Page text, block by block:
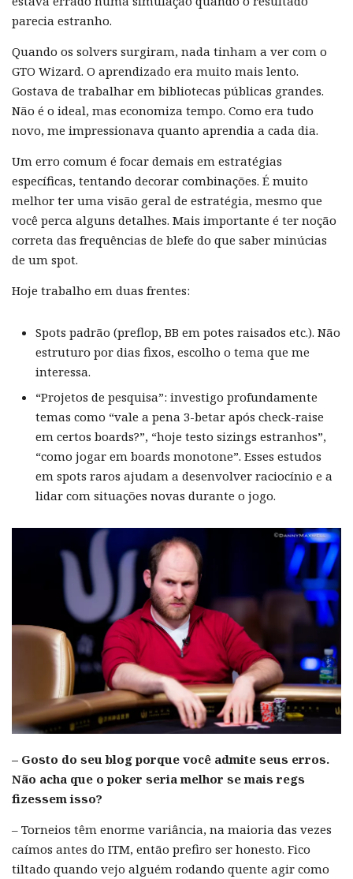
parecia estranho.
Quando os solvers surgiram, nada tinham a ver com o
GTO Wizard. O aprendizado era muito mais lento.
Gostava de trabalhar em bibliotecas públicas grandes.
Não é o ideal, mas economiza tempo. Como era tudo
novo, me impressionava quanto aprendia a cada dia.
Um erro comum é focar demais em estratégias
específicas, tentando decorar combinações. É muito
melhor ter uma visão geral de estratégia, mesmo que
você perca alguns detalhes. Mais importante é ter noção
correta das frequências de blefe do que saber minúcias
de um spot.
Hoje trabalho em duas frentes:
Spots padrão (preflop, BB em potes raisados etc.). Não
estruturo por dias fixos, escolho o tema que me
interessa.
“Projetos de pesquisa”: investigo profundamente
temas como “vale a pena 3-betar após check-raise
em certos boards?”, “hoje testo sizings estranhos”,
“como jogar em boards monotone”. Esses estudos
em spots raros ajudam a desenvolver raciocínio e a
lidar com situações novas durante o jogo.
– Gosto do seu blog porque você admite seus erros.
Não acha que o poker seria melhor se mais regs
fizessem isso?
– Torneios têm enorme variância, na maioria das vezes
caímos antes do ITM, então prefiro ser honesto. Fico
tiltado quando vejo alguém rodando quente agir como